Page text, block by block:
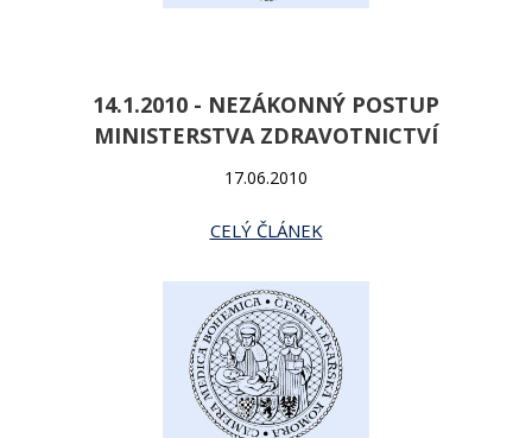
14.1.2010 - NEZÁKONNÝ POSTUP
MINISTERSTVA ZDRAVOTNICTVÍ
17.06.2010
CELÝ ČLÁNEK